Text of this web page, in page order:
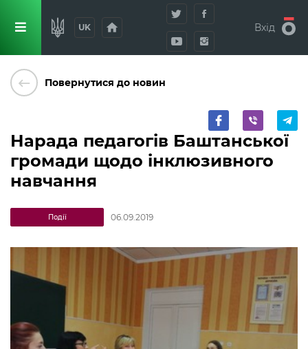
UK home Вхід
keyboard_backspace Повернутися до новин
Нарада педагогів Баштанської
громади щодо інклюзивного
навчання
Події 06.09.2019